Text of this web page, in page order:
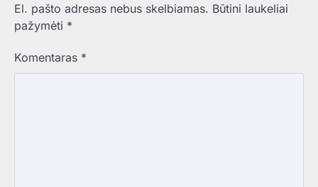
El. pašto adresas nebus skelbiamas. Būtini laukeliai
pažymėti *
Komentaras *